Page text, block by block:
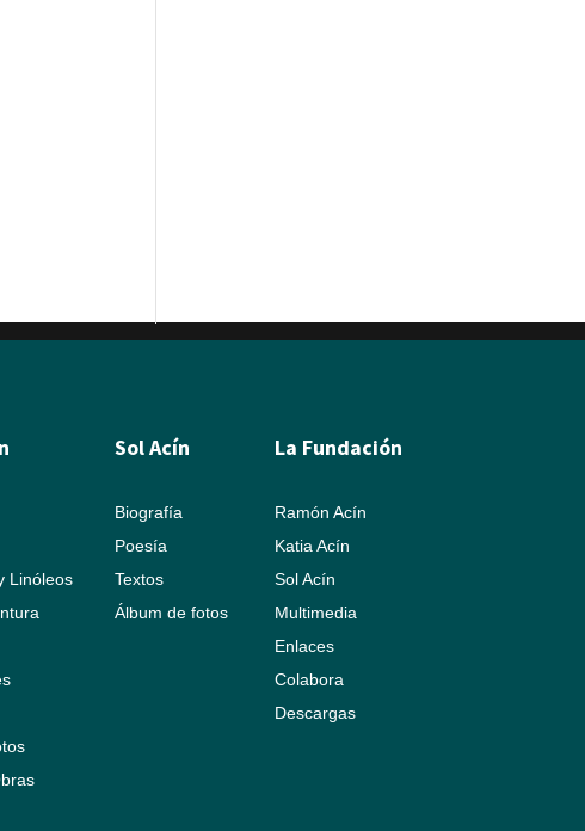
Linóleos
Sol Acín
Biografía
Poesía
Textos
Álbum de fotos
La Fundación
Ramón Acín
Katia Acín
Sol Acín
Multimedia
Enlaces
Colabora
Descargas